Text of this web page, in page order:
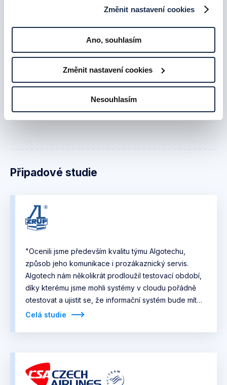
Změnit nastavení cookies
Ano, souhlasím
Změnit nastavení cookies
Nesouhlasím
Ceník
Připadové studie
"Ocenili jsme především kvalitu týmu Algotechu,
způsob jeho komunikace i prozákaznický servis.
Algotech nám několikrát prodloužil testovací období,
díky kterému jsme mohli systémy v cloudu pořádně
otestovat a ujistit se, že informační systém bude mít
dostatečně rychlou odezvu. Důležité byly i náklady,
Celá studie